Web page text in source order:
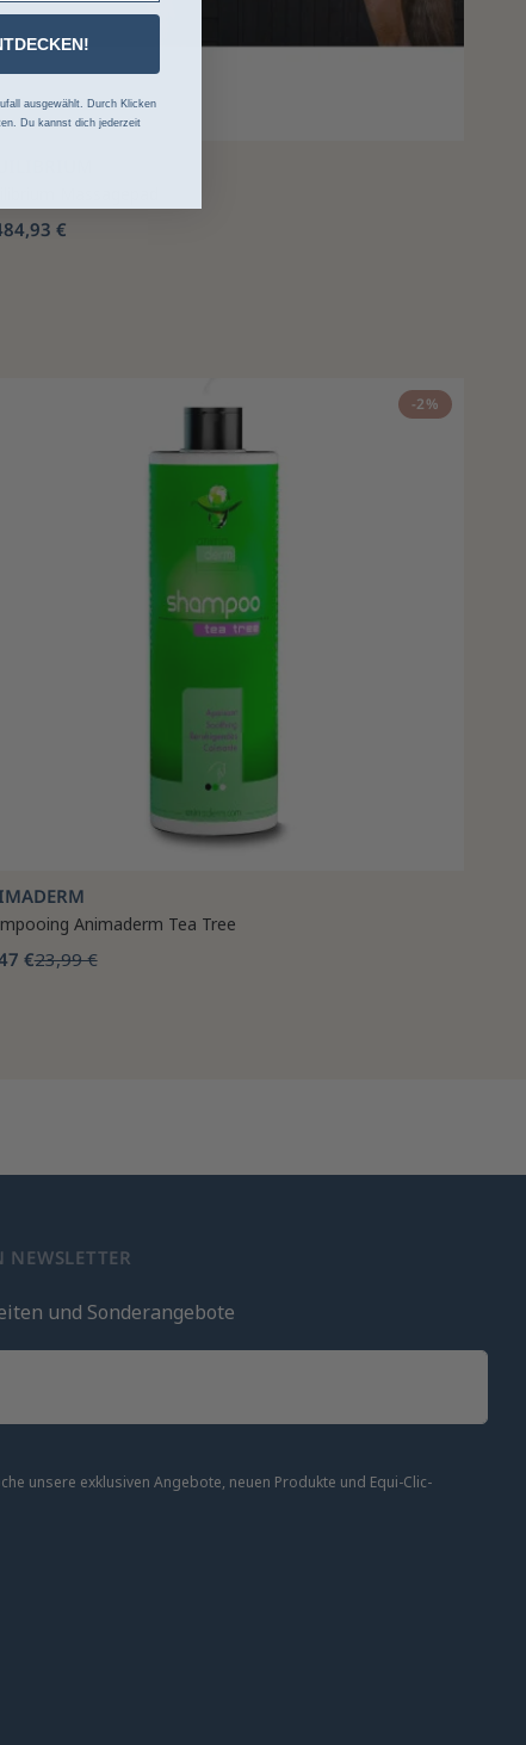
€
-2%
Animaderm Tea Tree
€23,99 €
und Sonderangebote
unsere exklusiven Angebote, neuen Produkte und Equi-Clic-
ausgewählt. Durch Klicken
Du kannst dich jederzeit